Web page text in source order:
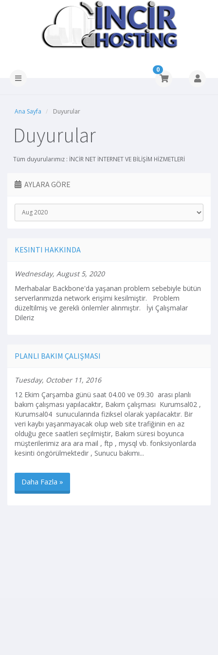
0
Ana Sayfa Duyurular
Duyurular
Tüm duyurularımız : İNCİR NET İNTERNET VE BİLİŞİM HİZMETLERİ
AYLARA GÖRE
KESINTI HAKKINDA
Wednesday, August 5, 2020
Merhabalar Backbone'da yaşanan problem sebebiyle bütün
serverlarımızda network erişimi kesilmiştir. Problem
düzeltilmiş ve gerekli önlemler alınmıştır. İyi Çalışmalar
Dileriz
PLANLI BAKIM ÇALIŞMASI
Tuesday, October 11, 2016
12 Ekim Çarşamba günü saat 04.00 ve 09.30 arası planlı
bakım çalışması yapılacaktır, Bakım çalışması Kurumsal02 ,
Kurumsal04 sunucularında fiziksel olarak yapılacaktır. Bir
veri kaybı yaşanmayacak olup web site trafiğinin en az
olduğu gece saatleri seçilmiştir, Bakım süresi boyunca
müşterilerimiz ara ara mail , ftp , mysql vb. fonksiyonlarda
kesinti öngörülmektedir , Sunucu bakımı...
Daha Fazla »